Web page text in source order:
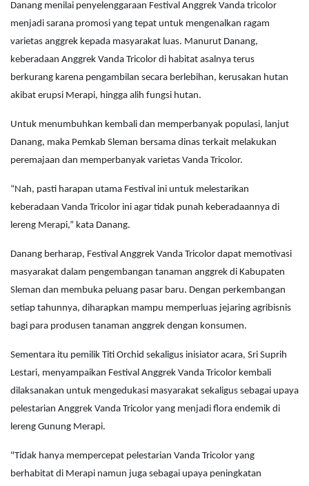
Danang menilai penyelenggaraan Festival Anggrek Vanda tricolor
menjadi sarana promosi yang tepat untuk mengenalkan ragam
varietas anggrek kepada masyarakat luas. Manurut Danang,
keberadaan Anggrek Vanda Tricolor di habitat asalnya terus
berkurang karena pengambilan secara berlebihan, kerusakan hutan
akibat erupsi Merapi, hingga alih fungsi hutan.
Untuk menumbuhkan kembali dan memperbanyak populasi, lanjut
Danang, maka Pemkab Sleman bersama dinas terkait melakukan
peremajaan dan memperbanyak varietas Vanda Tricolor.
“Nah, pasti harapan utama Festival ini untuk melestarikan
keberadaan Vanda Tricolor ini agar tidak punah keberadaannya di
lereng Merapi,” kata Danang.
Danang berharap, Festival Anggrek Vanda Tricolor dapat memotivasi
masyarakat dalam pengembangan tanaman anggrek di Kabupaten
Sleman dan membuka peluang pasar baru. Dengan perkembangan
setiap tahunnya, diharapkan mampu memperluas jejaring agribisnis
bagi para produsen tanaman anggrek dengan konsumen.
Sementara itu pemilik Titi Orchid sekaligus inisiator acara, Sri Suprih
Lestari, menyampaikan Festival Anggrek Vanda Tricolor kembali
dilaksanakan untuk mengedukasi masyarakat sekaligus sebagai upaya
pelestarian Anggrek Vanda Tricolor yang menjadi flora endemik di
lereng Gunung Merapi.
"Tidak hanya mempercepat pelestarian Vanda Tricolor yang
berhabitat di Merapi namun juga sebagai upaya peningkatan